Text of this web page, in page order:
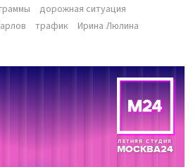
дорожная ситуация
трафик Ирина Люлина